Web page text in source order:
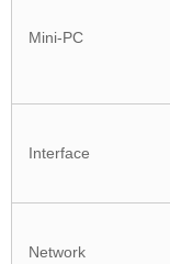
Mini-PC
Interface
Network